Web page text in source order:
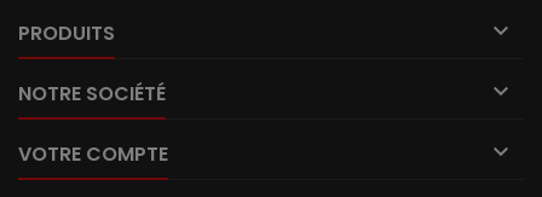
PRODUITS 
NOTRE SOCIÉTÉ 
VOTRE COMPTE 